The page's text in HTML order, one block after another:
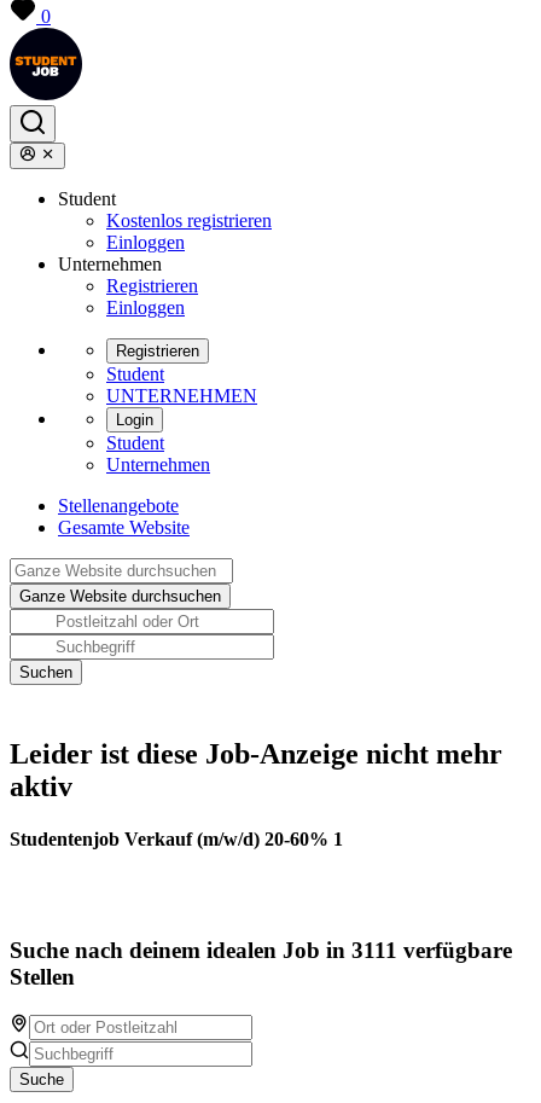
0
Student
Kostenlos registrieren
Einloggen
Unternehmen
Registrieren
Einloggen
Registrieren
Student
UNTERNEHMEN
Login
Student
Unternehmen
Stellenangebote
Gesamte Website
Leider ist diese Job-Anzeige nicht mehr
aktiv
Studentenjob Verkauf (m/w/d) 20-60% 1
Suche nach deinem idealen Job in 3111 verfügbare
Stellen
Suche